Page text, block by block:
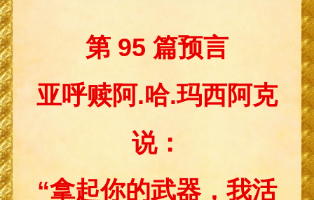
第 95 篇预言
亚呼赎阿.哈.玛西阿克
说：
“拿起你的武器，我活